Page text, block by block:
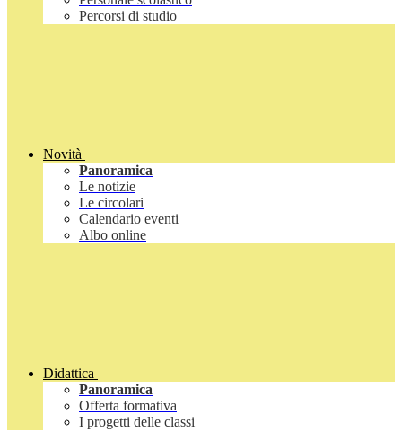
Percorsi di studio
Novità
Panoramica
Le notizie
Le circolari
Calendario eventi
Albo online
Didattica
Panoramica
Offerta formativa
I progetti delle classi